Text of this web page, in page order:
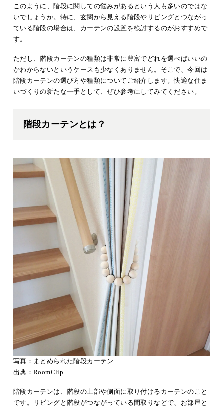
このように、階段に関しての悩みがあるという人も多いのではな
いでしょうか。特に、玄関から見える階段やリビングとつながっ
ている階段の場合は、カーテンの設置を検討するのがおすすめで
す。
ただし、階段カーテンの種類は非常に豊富でどれを選べばいいの
かわからないというケースも少なくありません。そこで、今回は
階段カーテンの選び方や種類についてご紹介します。快適な住ま
いづくりの新たな一手として、ぜひ参考にしてみてください。
階段カーテンとは？
写真：まとめられた階段カーテン
出典：RoomClip
階段カーテンは、階段の上部や側面に取り付けるカーテンのこと
です。リビングと階段がつながっている間取りなどで、お部屋と